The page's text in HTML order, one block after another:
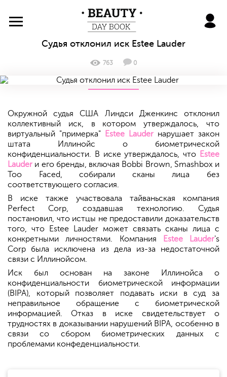
BeautyDayBook
Судья отклонил иск Estee Lauder
763 0
Окружной судья США Линдси Дженкинс отклонил
коллективный иск, в котором утверждалось, что
виртуальный "примерка"
Estee Lauder нарушает закон
штата Иллинойс о биометрической
конфиденциальности. В иске утверждалось, что Estee
Lauder и его бренды, включая Bobbi Brown, Smashbox и
Too Faced, собирали сканы лица без
соответствующего согласия.
В иске также участвовала тайваньская компания
Perfect Corp, создавшая технологию. Судья
постановил, что истцы не предоставили доказательств
того, что Estee Lauder может связать сканы лица с
конкретными личностями. Компания
Estee Lauder's
Corp была исключена из дела из-за недостаточной
связи с Иллинойсом.
Иск был основан на законе Иллинойса о
конфиденциальности биометрической информации
(BIPA), который позволяет подавать иски в суд за
неправильное обращение с биометрической
информацией. Отказ в иске свидетельствует о
трудностях в доказывании нарушений BIPA, особенно в
связи со сбором биометрических данных с
проблемами конфеденциальности.